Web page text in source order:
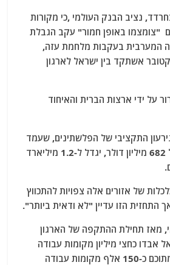
o
o
k
נציב הבנק העולמי ,כי מקורות
"צומצמו באופן חמור" עקב הגבלת
המערבית בעקבות מלחמת עזה,
מאז 15 באוקטובר אשתקד בין ישראל לארגון
על ידי ארצות הברית והאיחוד
התקציבי של הפלשתינים, שעמד
בסוף השנה שעברה על 682 מיליון דולר, יגדל ל-1.2 מיליארד
של אזורים אלה צפויות להתכווץ
מאז תחילת ההתקפה של הארגון
אבדו כחצי מיליון מקומות עבודה
באזורים הפלסטיניים, מתוכם כ-150 אלף מקומות עבודה